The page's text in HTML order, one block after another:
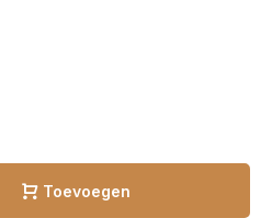
Toevoegen